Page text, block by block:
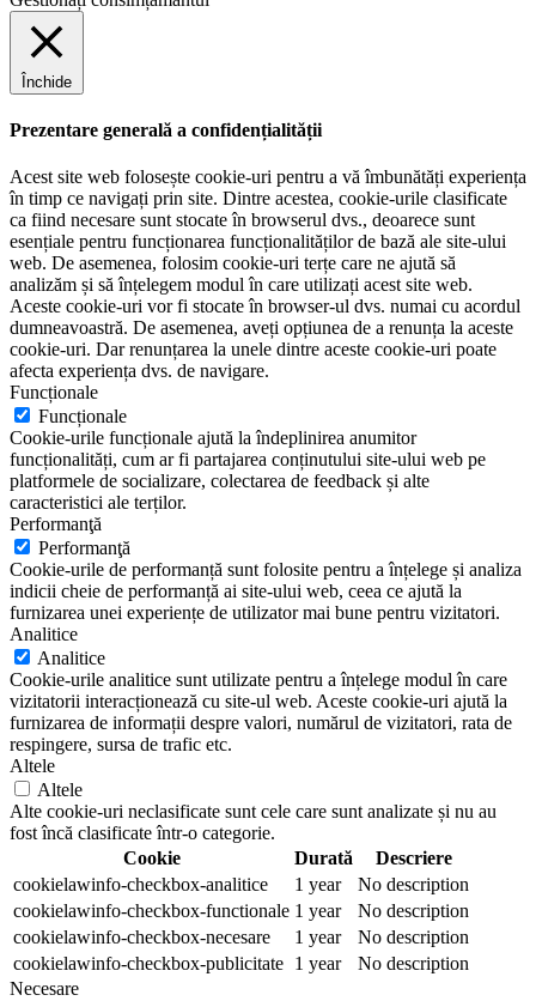
Închide
Prezentare generală a confidențialității
Acest site web folosește cookie-uri pentru a vă îmbunătăți experiența
în timp ce navigați prin site. Dintre acestea, cookie-urile clasificate
ca fiind necesare sunt stocate în browserul dvs., deoarece sunt
esențiale pentru funcționarea funcționalităților de bază ale site-ului
web. De asemenea, folosim cookie-uri terțe care ne ajută să
analizăm și să înțelegem modul în care utilizați acest site web.
Aceste cookie-uri vor fi stocate în browser-ul dvs. numai cu acordul
dumneavoastră. De asemenea, aveți opțiunea de a renunța la aceste
cookie-uri. Dar renunțarea la unele dintre aceste cookie-uri poate
afecta experiența dvs. de navigare.
Funcționale
Funcționale
Cookie-urile funcționale ajută la îndeplinirea anumitor
funcționalități, cum ar fi partajarea conținutului site-ului web pe
platformele de socializare, colectarea de feedback și alte
caracteristici ale terților.
Performanţă
Performanţă
Cookie-urile de performanță sunt folosite pentru a înțelege și analiza
indicii cheie de performanță ai site-ului web, ceea ce ajută la
furnizarea unei experiențe de utilizator mai bune pentru vizitatori.
Analitice
Analitice
Cookie-urile analitice sunt utilizate pentru a înțelege modul în care
vizitatorii interacționează cu site-ul web. Aceste cookie-uri ajută la
furnizarea de informații despre valori, numărul de vizitatori, rata de
respingere, sursa de trafic etc.
Altele
Altele
Alte cookie-uri neclasificate sunt cele care sunt analizate și nu au
fost încă clasificate într-o categorie.
Cookie
Durată
Descriere
cookielawinfo-checkbox-analitice
1 year
No description
cookielawinfo-checkbox-functionale 1 year
No description
cookielawinfo-checkbox-necesare
1 year
No description
cookielawinfo-checkbox-publicitate 1 year
No description
Necesare